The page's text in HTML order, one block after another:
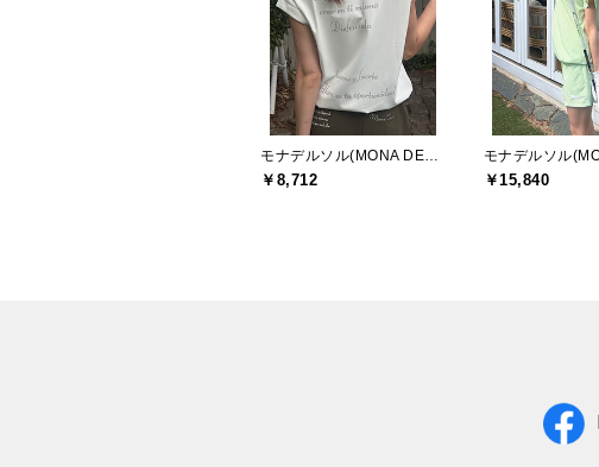
￥8,712 ￥15,840